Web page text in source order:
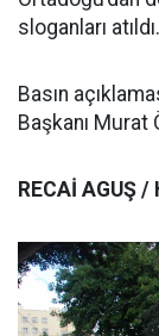
sloganları atıldı.
Basın
Başkanı
RECAİ AGUŞ /